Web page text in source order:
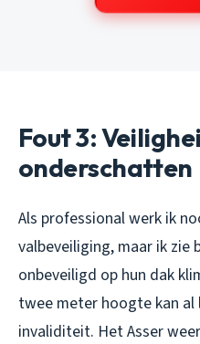
Fout 3:
onderschatten
Als professional werk ik
valbeveiliging, maar ik zie
onbeveiligd op hun dak
twee meter hoogte kan
invaliditeit. Het Asser